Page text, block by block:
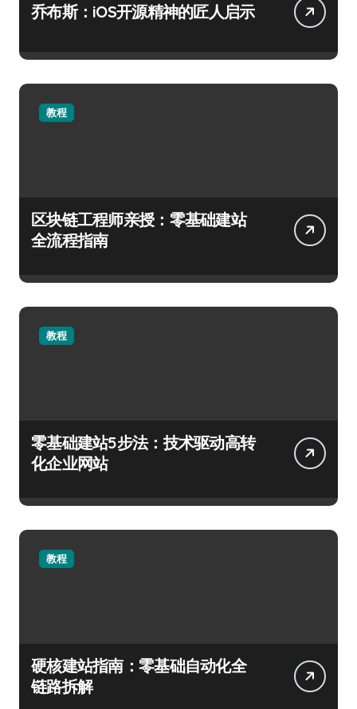
乔布斯：iOS开源精神的匠人启示
教程
区块链工程师亲授：零基础建站
全流程指南
教程
零基础建站5步法：技术驱动高转
化企业网站
教程
硬核建站指南：零基础自动化全
链路拆解